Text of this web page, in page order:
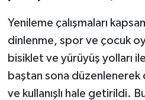
Yenileme çalışmaları
dinlenme, spor ve çocuk
bisiklet ve yürüyüş yolları
baştan sona
ve kullanışlı hale getirildi.